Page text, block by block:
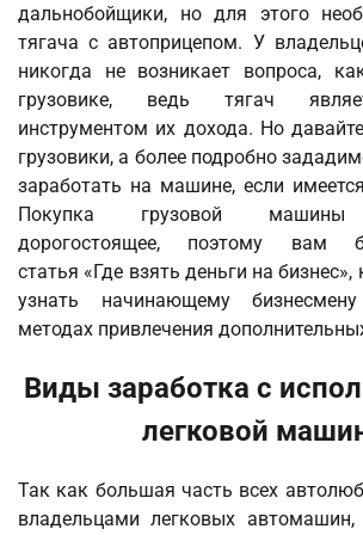
дальнобойщики, но для этого
тягача с автоприцепом. У
никогда не возникает вопроса,
грузовике, ведь тягач
инструментом их дохода. Но
грузовики, а более подробно
заработать на машине, если
Покупка грузовой машины
дорогостоящее, поэтому вам
статья «Где взять деньги на
узнать начинающему
методах привлечения
Виды заработка с
легковой
Так как большая часть всех
владельцами легковых